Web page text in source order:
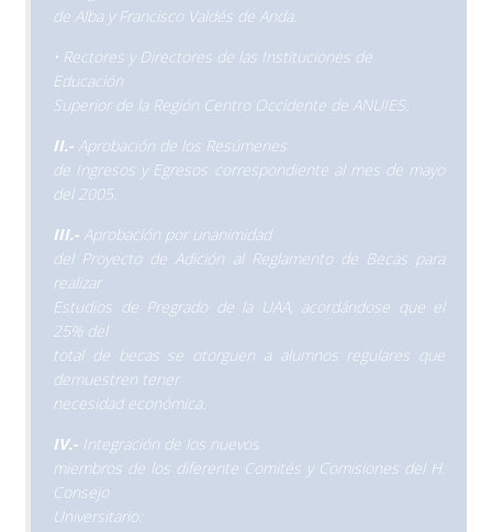
de Alba y Francisco Valdés de Anda.
• Rectores y Directores de las Instituciones de
Educación
Superior de la Región Centro Occidente de ANUIES.
II.- Aprobación de los Resúmenes
de Ingresos y Egresos correspondiente al mes de mayo
del 2005.
III.- Aprobación por unanimidad
del Proyecto de Adición al Reglamento de Becas para
realizar
Estudios de Pregrado de la UAA, acordándose que el
25% del
total de becas se otorguen a alumnos regulares que
demuestren tener
necesidad económica.
IV.- Integración de los nuevos
miembros de los diferente Comités y Comisiones del H.
Consejo
Universitario: